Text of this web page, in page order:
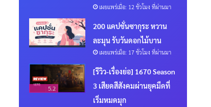
เผยแพร่เมื่อ: 12 ชั่วโมง ที่ผ่านมา
200 แคปชั่นซากุระ หวาน
ละมุน รับวันดอกไม้บาน
เผยแพร่เมื่อ: 17 ชั่วโมง ที่ผ่านมา
5.2
[รีวิว-เรื่องย่อ] 1670 Season
3 เสียดสีสังคมผ่านยุคมืดที่
เริ่มหมดมุก